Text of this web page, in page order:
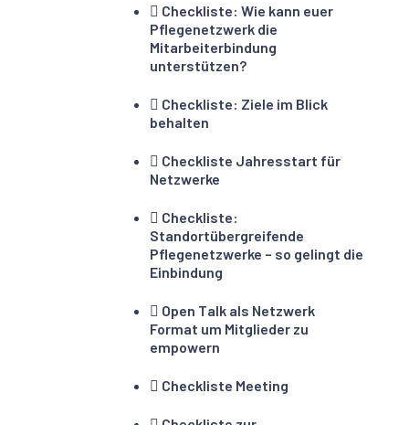
Checkliste: Wie kann euer
Pflegenetzwerk die
Mitarbeiterbindung
unterstützen?
Checkliste: Ziele im Blick
behalten
Checkliste Jahresstart für
Netzwerke
Checkliste:
Standortübergreifende
Pflegenetzwerke – so gelingt die
Einbindung
Open Talk als Netzwerk
Format um Mitglieder zu
empowern
Checkliste Meeting